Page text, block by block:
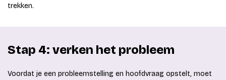
trekken.
Stap 4: verken het probleem
Voordat je een probleemstelling en hoofdvraag opstelt, moet